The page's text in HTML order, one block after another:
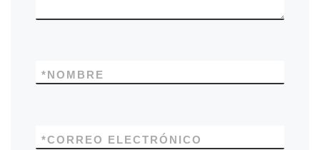
NOMBRE
*
CORREO ELECTRÓNICO
*